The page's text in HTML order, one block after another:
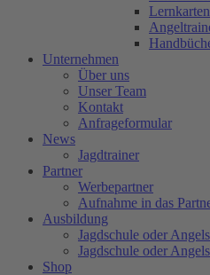
Lernkarten
Unternehmen
Über uns
Unser Team
Kontakt
Anfrageformular
News
Jagdtrainer
Partner
Werbepartner
Aufnahme in das
Ausbildung
Jagdschule oder
Jagdschule oder
Shop